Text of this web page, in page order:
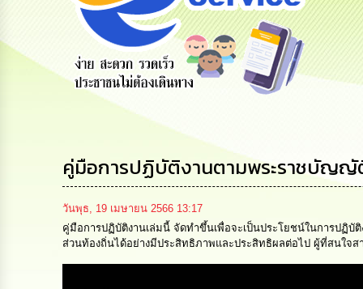
ข้อมูลการ
ติดต่อ
สายด่วนผู้
บริหาร
รับฟังความ
คิดเห็น
ประชาชน
คู่มือการปฏิบัติงานตามพระราชบัญญั
วันพุธ, 19 เมษายน 2566 13:17
คู่มือการปฏิบัติงานเล่มนี้ จัดทำขึ้นเพื่อจะเป็นประโยชน์ในการปฏิ
ส่วนท้องถิ่นได้อย่างมีประสิทธิภาพและประสิทธิผลต่อไป ผู้ที่สนใจส